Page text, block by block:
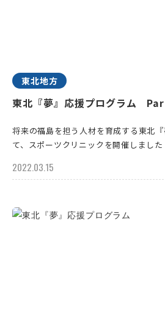
東北地方
東北『夢』応援プログラム
将来の福島を担う人材を育成する東北
て、スポーツクリニックを開催しました
2022.03.15